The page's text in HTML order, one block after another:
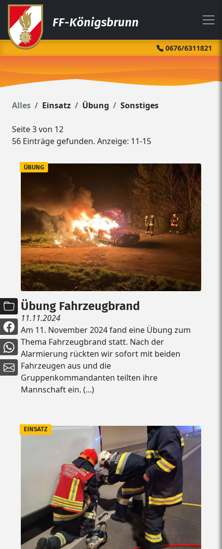
FF-Königsbrunn
0676/6311821
Alles Einsatz Übung Sonstiges
Seite 3 von 12
56 Einträge gefunden. Anzeige: 11-15
Übung Fahrzeugbrand
11.11.2024
Am 11. November 2024 fand eine Übung zum
Thema Fahrzeugbrand statt. Nach der
Alarmierung rückten wir sofort mit beiden
Fahrzeugen aus und die
Gruppenkommandanten teilten ihre
Mannschaft ein. (...)
ÜBUNG
EINSATZ